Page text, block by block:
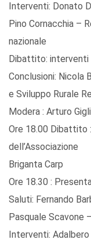
Interventi: Donato
Pino Cornacchia –
nazionale
Dibattito: interventi
Conclusioni: Nicola
e Sviluppo Rurale
Modera : Arturo
Ore 18.00 Dibattito
dell’Associazione
Briganta Carp
Ore 18.30 :
Saluti: Fernando
Pasquale Scavone
Interventi: